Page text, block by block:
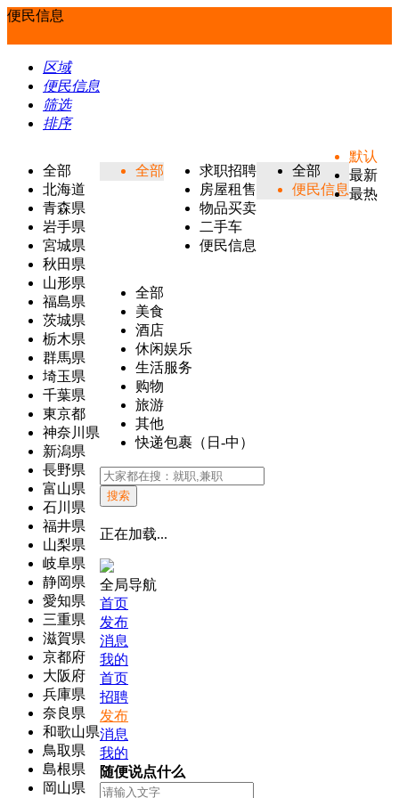
便民信息
区域
便民信息
筛选
排序
全部
北海道
青森県
岩手県
宮城県
秋田県
山形県
福島県
茨城県
栃木県
群馬県
埼玉県
千葉県
東京都
神奈川県
新潟県
長野県
富山県
石川県
福井県
山梨県
岐阜県
静岡県
愛知県
三重県
滋賀県
京都府
大阪府
兵庫県
奈良県
和歌山県
鳥取県
島根県
岡山県
全部
求职招聘
房屋租售
物品买卖
二手车
便民信息
全部
便民信息
全部
美食
酒店
休闲娱乐
生活服务
购物
旅游
其他
快递包裹（日-中）
默认
最新
最热
搜索
正在加载...
全局导航
首页
发布
消息
我的
首页
招聘
发布
消息
我的
随便说点什么